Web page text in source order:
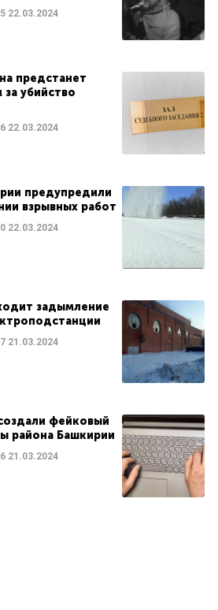
22.03.2024
предстанет
убийство
22.03.2024
предупредили
взрывных работ
22.03.2024
задымление
21.03.2024
фейковый
района Башкирии
21.03.2024